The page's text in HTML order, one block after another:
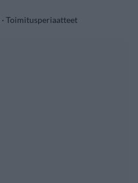
· Toimitusperiaatteet